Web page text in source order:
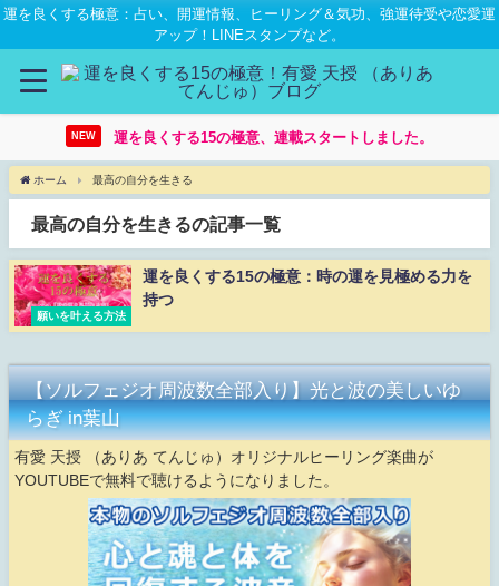
運を良くする極意：占い、開運情報、ヒーリング＆気功、強運待受や恋愛運
アップ！LINEスタンプなど。
NEW 運を良くする15の極意、連載スタートしました。
ホーム 最高の自分を生きる
最高の自分を生きるの記事一覧
願いを叶える方法
運を良くする15の極意：時の運を見極める力を
持つ
【ソルフェジオ周波数全部入り】光と波の美しいゆ
らぎ in葉山
有愛 天授 （ありあ てんじゅ）オリジナルヒーリング楽曲が
YOUTUBEで無料で聴けるようになりました。